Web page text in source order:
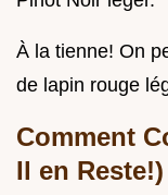
À la tienne! On
de lapin rouge
Comment
Il en Reste!)